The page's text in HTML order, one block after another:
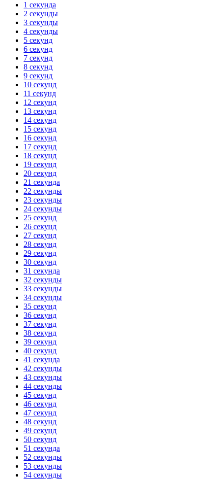
1 секунда
2 секунды
3 секунды
4 секунды
5 секунд
6 секунд
7 секунд
8 секунд
9 секунд
10 секунд
11 секунд
12 секунд
13 секунд
14 секунд
15 секунд
16 секунд
17 секунд
18 секунд
19 секунд
20 секунд
21 секунда
22 секунды
23 секунды
24 секунды
25 секунд
26 секунд
27 секунд
28 секунд
29 секунд
30 секунд
31 секунда
32 секунды
33 секунды
34 секунды
35 секунд
36 секунд
37 секунд
38 секунд
39 секунд
40 секунд
41 секунда
42 секунды
43 секунды
44 секунды
45 секунд
46 секунд
47 секунд
48 секунд
49 секунд
50 секунд
51 секунда
52 секунды
53 секунды
54 секунды